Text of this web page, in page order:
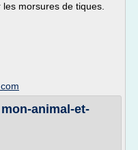
morsures de tiques.
mon-animal-et-